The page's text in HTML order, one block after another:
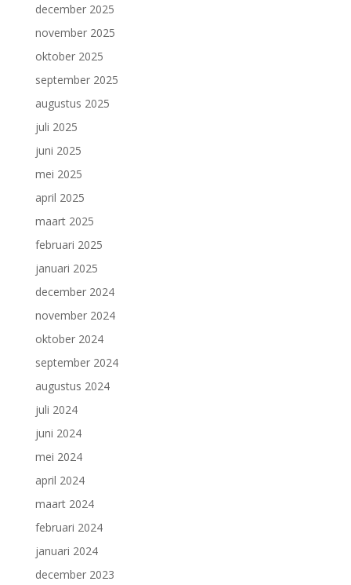
december 2025
november 2025
oktober 2025
september 2025
augustus 2025
juli 2025
juni 2025
mei 2025
april 2025
maart 2025
februari 2025
januari 2025
december 2024
november 2024
oktober 2024
september 2024
augustus 2024
juli 2024
juni 2024
mei 2024
april 2024
maart 2024
februari 2024
januari 2024
december 2023